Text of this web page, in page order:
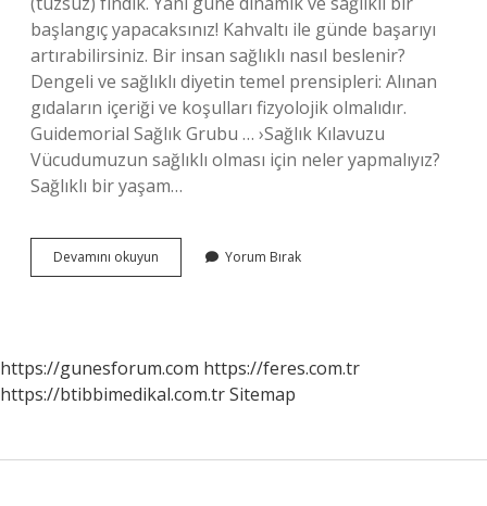
başlangıç ​​yapacaksınız! Kahvaltı ile günde başarıyı
artırabilirsiniz. Bir insan sağlıklı nasıl beslenir?
Dengeli ve sağlıklı diyetin temel prensipleri: Alınan
gıdaların içeriği ve koşulları fizyolojik olmalıdır.
Guidemorial Sağlık Grubu … ›Sağlık Kılavuzu
Vücudumuzun sağlıklı olması için neler yapmalıyız?
Sağlıklı bir yaşam…
Devamını okuyun
Beslenmek
Yorum Bırak
https://gunesforum.com https://feres.com.tr
https://btibbimedikal.com.trSitemap